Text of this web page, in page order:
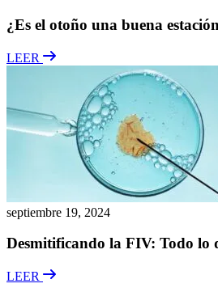
¿Es el otoño una buena
LEER
septiembre 19, 2024
Desmitificando la FIV: Todo lo
LEER